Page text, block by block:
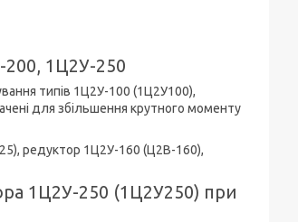
1Ц2У-250
типів 1Ц2У-100 (1Ц2У100),
для збільшення крутного моменту
редуктор 1Ц2У-160 (Ц2В-160),
1Ц2У-250 (1Ц2У250) при